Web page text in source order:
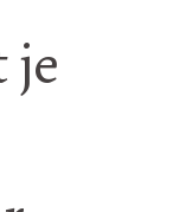
je